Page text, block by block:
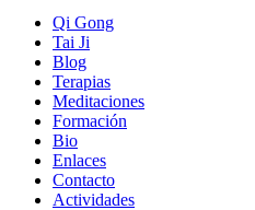
Qi Gong
Tai Ji
Blog
Terapias
Meditaciones
Formación
Bio
Enlaces
Contacto
Actividades